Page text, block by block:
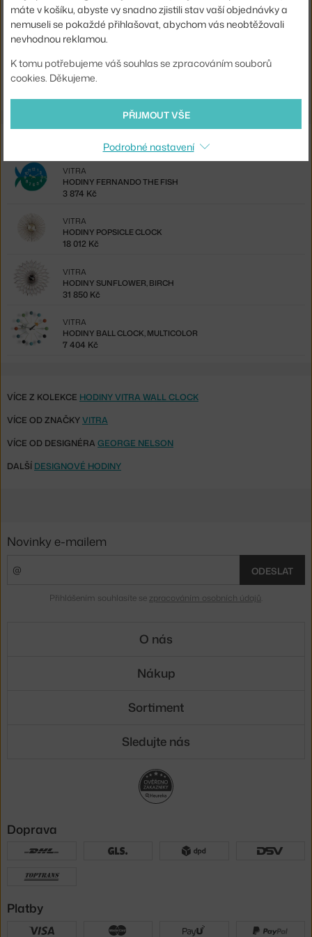
Kód produktu VIT-20125301
EAN
4055737993671
Ste zo Slovenska? Prejdite naHodiny Sunburst, multicolor
Shopping from the EU? Switch to
HODINY FERNANDO THE FISH
VITRA
3 874 Kč
HODINY POPSICLE CLOCK
VITRA
18 012 Kč
HODINY SUNFLOWER, BIRCH
VITRA
31 850 Kč
HODINY BALL CLOCK, MULTICOLOR
VITRA
7 404 Kč
VÍCE Z KOLEKCE HODINY VITRA WALL CLOCK
VÍCE OD ZNAČKYVITRA
VÍCE OD DESIGNÉRA GEORGE NELSON
DALŠÍ DESIGNOVÉ HODINY
máte v košíku, abyste vy snadno zjistili stav vaší objednávky a
nemuseli se pokaždé přihlašovat, abychom vás neobtěžovali
nevhodnou reklamou.
K tomu potřebujeme váš souhlas se zpracováním souborů
cookies. Děkujeme.
PŘIJMOUT VŠE
Podrobné nastavení
Novinky e-mailem
ODESLAT
Přihlášením souhlasíte se zpracováním osobních údajů
O nás
Nákup
Sortiment
Sledujte nás
Doprava
Platby